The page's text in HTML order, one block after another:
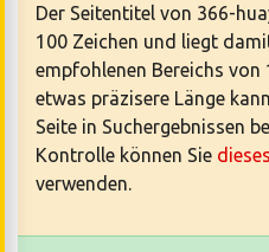
Der Seitentitel von 366-
100 Zeichen und liegt
empfohlenen Bereichs von
etwas präzisere Länge
Seite in Suchergebnissen
Kontrolle können Sie
verwenden.